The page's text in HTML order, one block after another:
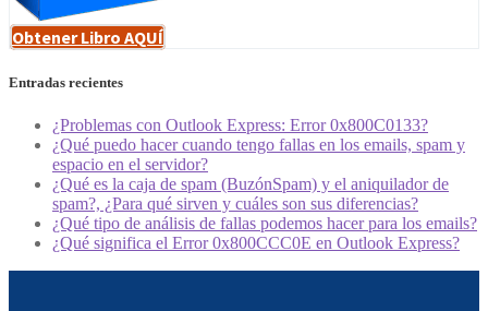
Obtener Libro AQUÍ
Entradas recientes
¿Problemas con Outlook Express: Error 0x800C0133?
¿Qué puedo hacer cuando tengo fallas en los emails, spam y
espacio en el servidor?
¿Qué es la caja de spam (BuzónSpam) y el aniquilador de
spam?, ¿Para qué sirven y cuáles son sus diferencias?
¿Qué tipo de análisis de fallas podemos hacer para los emails?
¿Qué significa el Error 0x800CCC0E en Outlook Express?